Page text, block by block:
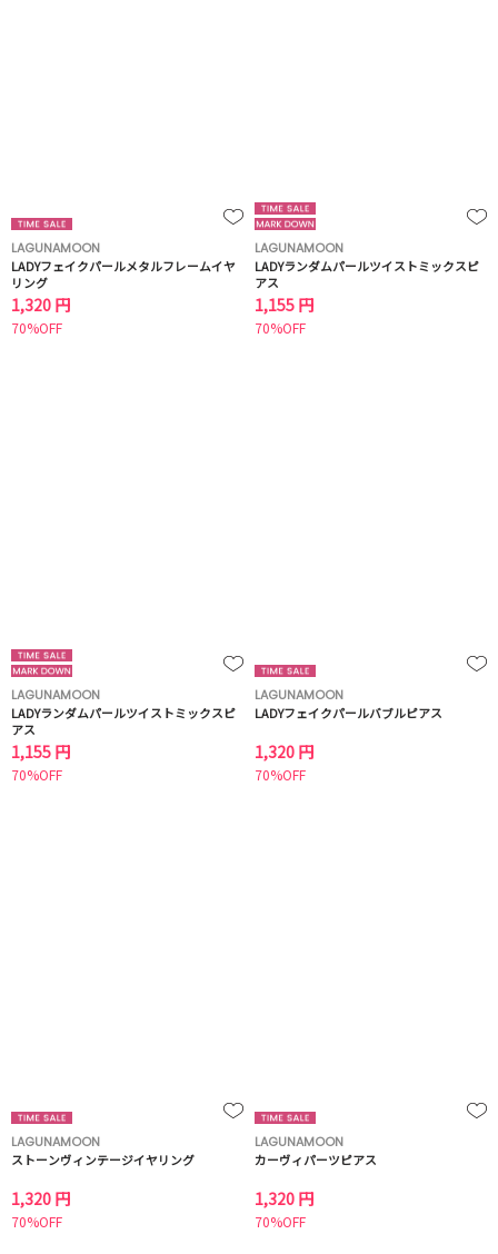
LAGUNAMOON
LADYフェイクパールメタルフレームイヤ
リング
1,320 円
70%OFF
LAGUNAMOON
LADYランダムパールツイストミックスピ
アス
1,155 円
70%OFF
LAGUNAMOON
LADYランダムパールツイストミックスピ
アス
1,155 円
70%OFF
LAGUNAMOON
LADYフェイクパールバブルピアス
1,320 円
70%OFF
LAGUNAMOON
ストーンヴィンテージイヤリング
1,320 円
70%OFF
LAGUNAMOON
カーヴィパーツピアス
1,320 円
70%OFF